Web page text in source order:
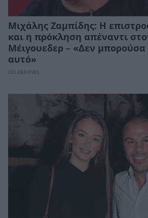
Μιχάλης Ζαμπίδης: Η
και η πρόκληση απέναντι
Μέιγουεδερ – «Δεν
αυτό»
CELEBRITIES